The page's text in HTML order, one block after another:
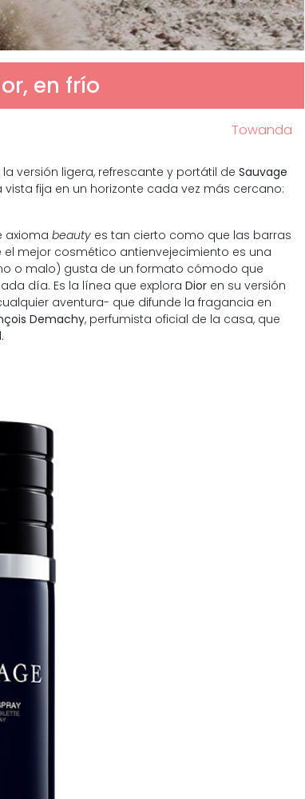
en frío
Towanda
la versión ligera, refrescante y portátil de Sauvage
fija en un horizonte cada vez más cercano:
axioma beauty es tan cierto como que las barras
mejor cosmético antienvejecimiento es una
o malo) gusta de un formato cómodo que
día. Es la línea que explora Dior en su versión
aventura- que difunde la fragancia en
Demachy, perfumista oficial de la casa, que
Por qué los bálsamos de CBD